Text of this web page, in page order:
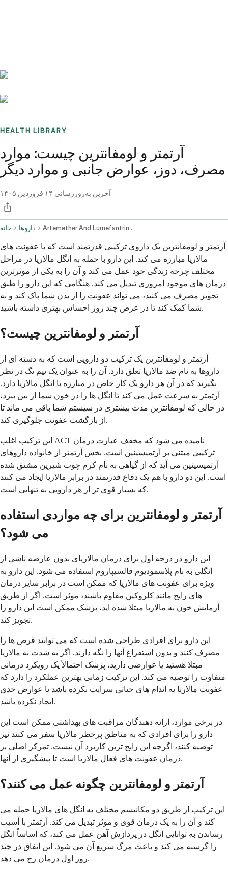
HEALTH LIBRARY
آرتمتر و لومفانترین چیست: موارد
مصرف، دوز، عوارض جانبی و موارد دیگر
آخرین به‌روزرسانی ۱۴ فروردین ۱۴۰۵
خانه داروها Artemether And Lumefantrine Oral Route
آرتمتر و لومفانترین یک داروی ترکیبی قدرتمند است که با عفونت های
مالاریا مبارزه می کند. این دارو با حمله به انگل مالاریا در مراحل
مختلف چرخه زندگی خود عمل می کند و آن را به یکی از موثرترین
درمان های موجود امروزی تبدیل می کند. هنگامی که این دارو را طبق
تجویز مصرف می کنید، می تواند عفونت را از بدن شما پاک کند و به
شما کمک کند تا در عرض چند روز احساس بهتری داشته باشید.
آرتمتر و لومفانترین چیست؟
آرتمتر و لومفانترین یک ترکیب دو دارویی است که به دسته ای از
داروها به نام ضد مالاریا تعلق دارد. آن را به عنوان یک تیم تگ در نظر
بگیرید که در آن هر دارو یک کار خاص در مبارزه با انگل مالاریا دارد.
آرتمتر به سرعت عمل می کند تا انگل ها را در خون شما از بین ببرد،
در حالی که لومفانترین مدت بیشتری در سیستم شما باقی می ماند تا
از بازگشت عفونت جلوگیری کند.
این ترکیب اغلب ACT نامیده می شود که مخفف عبارت درمان
ترکیبی مبتنی بر آرتمیسینین است. بخش آرتمتر از خانواده داروهای
آرتمیسینین می آید که از گیاهی به نام کرم چوب شیرین مشتق شده
است. این دو دارو با هم یک دفاع قدرتمند در برابر مالاریا ایجاد می کنند
که بسیار قوی تر از هر دارویی به تنهایی است.
آرتمتر و لومفانترین برای چه مواردی استفاده
می شود؟
این دارو در درجه اول برای درمان مالاریای بدون عارضه ناشی از
انگلی به نام پلاسمودیوم فالسیپاروم استفاده می شود. این دارو به
ویژه برای عفونت های مالاریا که ممکن است در برابر سایر درمان
های رایج مانند کلروکین مقاوم باشند، موثر است. اگر از طریق
آزمایش خون به مالاریا مبتلا شده اید، پزشک ممکن است این دارو را
تجویز کند.
این دارو برای افرادی طراحی شده است که می توانند قرص ها را
مصرف کنند و بدون استفراغ آنها را نگه دارند. اگر به شدت به مالاریا
مبتلا هستید یا عوارضی دارید، پزشک احتمالاً یک رویکرد درمانی
متفاوت را توصیه می کند. این ترکیب زمانی بهترین عملکرد را دارد که
عفونت مالاریا به اندام های حیاتی سرایت نکرده باشد یا عوارض جدی
ایجاد نکرده باشد.
در برخی موارد، ارائه دهندگان مراقبت های بهداشتی ممکن است این
دارو را برای افرادی که به مناطق پرخطر مالاریا سفر می کنند نیز
توصیه کنند، اگرچه این رایج ترین کاربرد آن نیست. تمرکز اصلی بر
درمان عفونت های فعال مالاریا است تا پیشگیری از آنها.
آرتمتر و لومفانترین چگونه عمل می کنند؟
این ترکیب از طریق دو مکانیسم مختلف به انگل های مالاریا حمله می
کند و آن را به یک درمان قوی و موثر تبدیل می کند. آرتمتر با آسیب
رساندن به توانایی انگل در پردازش آهن عمل می کند، که اساساً انگل
را گرسنه می کند و باعث مرگ سریع آن می شود. این اتفاق در چند
روز اول درمان رخ می دهد.